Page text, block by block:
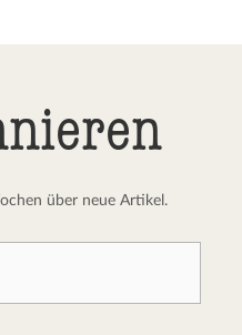
über neue Artikel.